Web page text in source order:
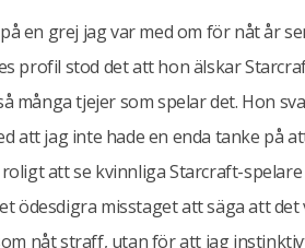
en grej jag var med om för nåt år
profil stod det att hon älskar
många tjejer som spelar det. Hon
att jag inte hade en enda tanke på
att se kvinnliga Starcraft-
ödesdigra misstaget att säga att
nåt straff, utan för att jag